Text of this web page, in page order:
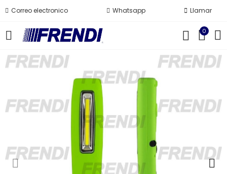
Correo electronico Whatsapp Llamar
0